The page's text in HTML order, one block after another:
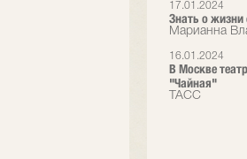
17.01.2024
Знать о жизни
Марианна
16.01.2024
В Москве
"Чайная"
ТАСС